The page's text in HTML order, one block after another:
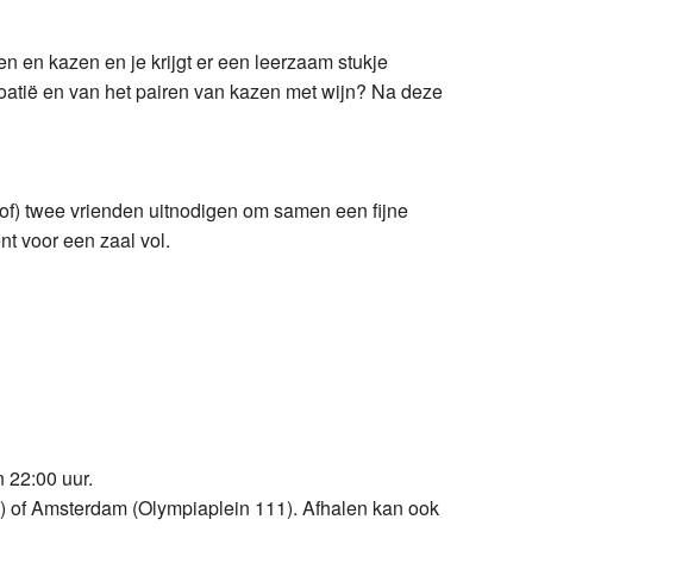
Nieuwe wijnen bij L’Amuse in IJmuiden
Bij Henri Bloem Apeldoorn zijn nu ook Kroatische wijnen
Vier prachtige proefnotities van rode wijnen in Perswijn
en kazen en je krijgt er een leerzaam stukje
en van het pairen van kazen met wijn? Na deze
twee vrienden uitnodigen om samen een fijne
voor een zaal vol.
22:00 uur.
Amsterdam (Olympiaplein 111). Afhalen kan ook